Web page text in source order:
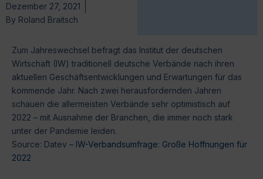
Dezember 27, 2021
By Roland Braitsch
Zum Jahreswechsel befragt das Institut der deutschen
Wirtschaft (IW) traditionell deutsche Verbände nach ihren
aktuellen Geschäftsentwicklungen und Erwartungen für das
kommende Jahr. Nach zwei herausfordernden Jahren
schauen die allermeisten Verbände sehr optimistisch auf
2022 – mit Ausnahme der Branchen, die immer noch stark
unter der Pandemie leiden.
Source: Datev – IW-Verbandsumfrage: Große Hoffnungen für
2022